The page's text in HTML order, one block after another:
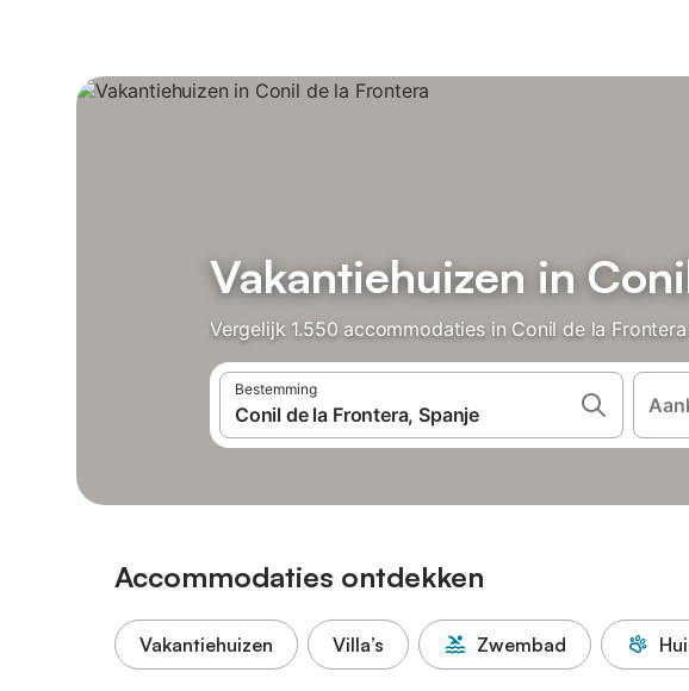
Vakantiehuizen in
Vergelijk 1.550 accommodaties in Conil de la
Bestemming
Accommodaties ontdekken
Vakantiehuizen Villa’s Zwembad